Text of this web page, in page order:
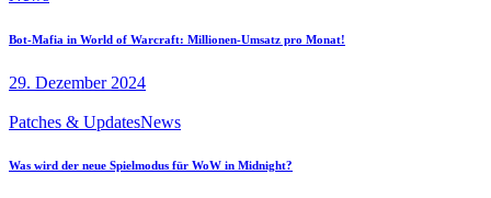
Bot-Mafia in World of Warcraft: Millionen-Umsatz pro Monat!
29. Dezember 2024
Patches & UpdatesNews
Was wird der neue Spielmodus für WoW in Midnight?